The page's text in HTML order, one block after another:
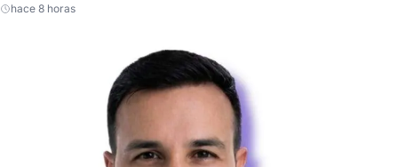
hace 8 horas